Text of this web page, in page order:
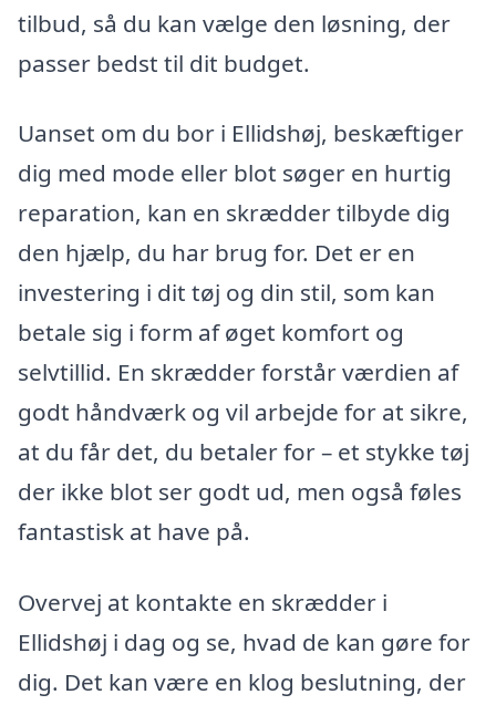
tilbud, så du kan vælge den løsning, der
passer bedst til dit budget.
Uanset om du bor i Ellidshøj, beskæftiger
dig med mode eller blot søger en hurtig
reparation, kan en skrædder tilbyde dig
den hjælp, du har brug for. Det er en
investering i dit tøj og din stil, som kan
betale sig i form af øget komfort og
selvtillid. En skrædder forstår værdien af
godt håndværk og vil arbejde for at sikre,
at du får det, du betaler for – et stykke tøj
der ikke blot ser godt ud, men også føles
fantastisk at have på.
Overvej at kontakte en skrædder i
Ellidshøj i dag og se, hvad de kan gøre for
dig. Det kan være en klog beslutning, der